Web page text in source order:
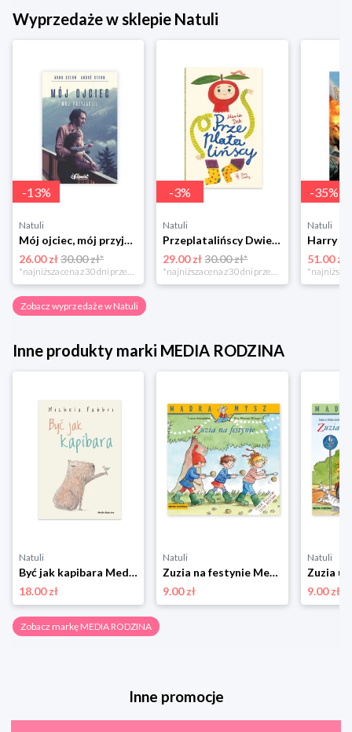
Wyprzedaże w sklepie Natuli
-13%
Natuli
Mój ojciec, mój przyjaciel Element
26.00 zł30.00 zł*
*najniższa cena z 30 dni przed obniżką
-3%
Natuli
Przeplatalińscy Dwie siostry
29.00 zł 30.00 zł*
*najniższa cena z 30 dni przed obniżką
-35%
Natuli
51.00 zł
Zobacz wyprzedaże w Natuli
Inne produkty marki MEDIA RODZINA
Natuli
Być jak kapibara Media rodzina
18.00 zł
Natuli
Zuzia na festynie Media rodzina
9.00 zł
Natuli
9.00 zł
Zobacz markę MEDIA RODZINA
Inne promocje